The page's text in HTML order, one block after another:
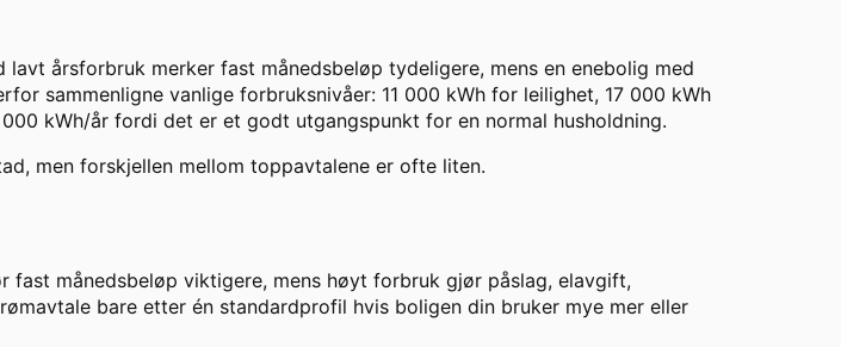
årsforbruk merker fast månedsbeløp tydeligere, mens en enebolig med
sammenligne vanlige forbruksnivåer: 11 000 kWh for leilighet, 17 000 kWh
000 kWh/år fordi det er et godt utgangspunkt for en normal husholdning.
, men forskjellen mellom toppavtalene er ofte liten.
månedsbeløp viktigere, mens høyt forbruk gjør påslag, elavgift,
bare etter én standardprofil hvis boligen din bruker mye mer eller